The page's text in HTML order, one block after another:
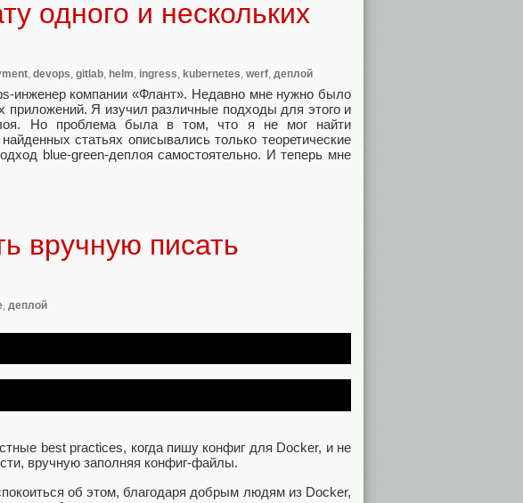
одного и нескольких
, devops, gitlab, helm, ingress, kubernetes, werf, деплой
инженер компании «Флант». Недавно мне нужно было
приложений. Я изучил различные подходы для этого и
Но проблема была в том, что я не мог найти
статьях описывались только теоретические
blue-green-деплоя самостоятельно. И теперь мне
вручную писать
, деплой
best practices, когда пишу конфиг для Docker, и не
вручную заполняя конфиг-файлы.
об этом, благодаря добрым людям из Docker,